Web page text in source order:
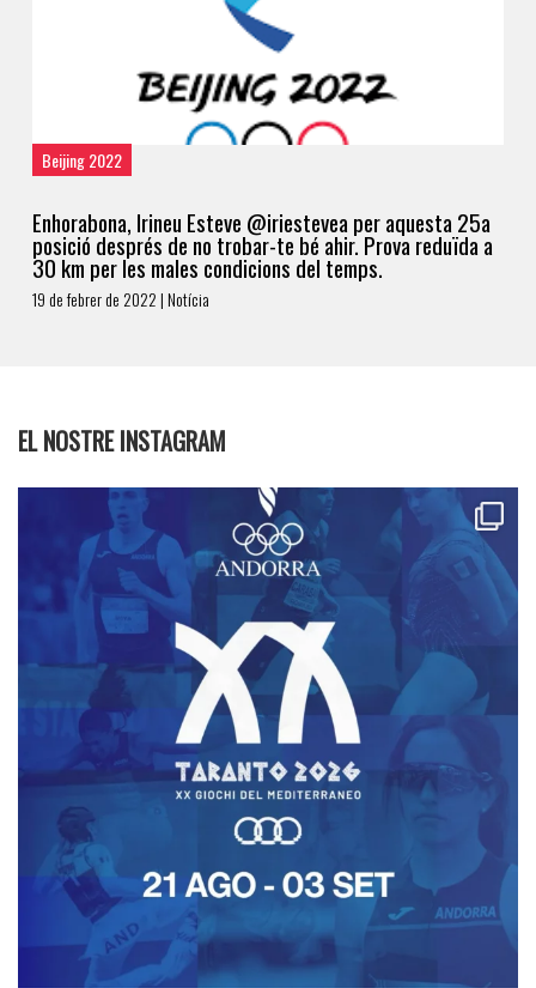
Beijing 2022
Enhorabona, Irineu Esteve @iriestevea per aquesta 25a
posició després de no trobar-te bé ahir. Prova reduïda a
30 km per les males condicions del temps.
19 de febrer de 2022 | Notícia
EL NOSTRE INSTAGRAM